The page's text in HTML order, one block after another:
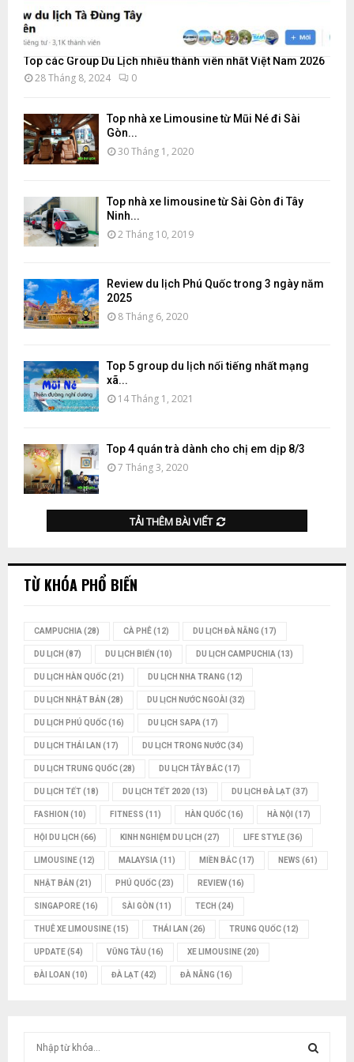
Top các Group Du Lịch nhiều thành viên nhất Việt Nam 2026
28 Tháng 8, 2024 0
Top nhà xe Limousine từ Mũi Né đi Sài
Gòn...
30 Tháng 1, 2020
Top nhà xe limousine từ Sài Gòn đi Tây
Ninh...
2 Tháng 10, 2019
Review du lịch Phú Quốc trong 3 ngày năm
2025
8 Tháng 6, 2020
Top 5 group du lịch nổi tiếng nhất mạng
xã...
14 Tháng 1, 2021
Top 4 quán trà dành cho chị em dịp 8/3
7 Tháng 3, 2020
TẢI THÊM BÀI VIẾT
TỪ KHÓA PHỔ BIẾN
CAMPUCHIA (28) CÀ PHÊ(12) DU LỊCH ĐÀ NẴNG (17)
DU LỊCH (87) DU LỊCH BIỂN (10) DU LỊCH CAMPUCHIA (13)
DU LỊCH HÀN QUỐC(21) DU LỊCH NHA TRANG (12)
DU LỊCH NHẬT BẢN (28) DU LỊCH NƯỚC NGOÀI (32)
DU LỊCH PHÚ QUỐC(16) DU LỊCH SAPA (17)
DU LỊCH THÁI LAN (17) DU LỊCH TRONG NƯỚC(34)
DU LỊCH TRUNG QUỐC(28) DU LỊCH TÂY BẮC(17)
DU LỊCH TẾT(18) DU LỊCH TẾT 2020 (13) DU LỊCH ĐÀ LẠT(37)
FASHION (10) FITNESS (11) HÀN QUỐC(16) HÀ NỘI (17)
HỘI DU LỊCH (66) KINH NGHIỆM DU LỊCH (27) LIFE STYLE(36)
LIMOUSINE(12) MALAYSIA (11) MIỀN BẮC(17) NEWS (61)
NHẬT BẢN (21) PHÚ QUỐC(23) REVIEW(16)
SINGAPORE(16) SÀI GÒN (11) TECH (24)
THUÊ XE LIMOUSINE(15) THÁI LAN (26) TRUNG QUỐC(12)
UPDATE(54) VŨNG TÀU (16) XE LIMOUSINE(20)
ĐÀI LOAN (10) ĐÀ LẠT(42) ĐÀ NẴNG (16)